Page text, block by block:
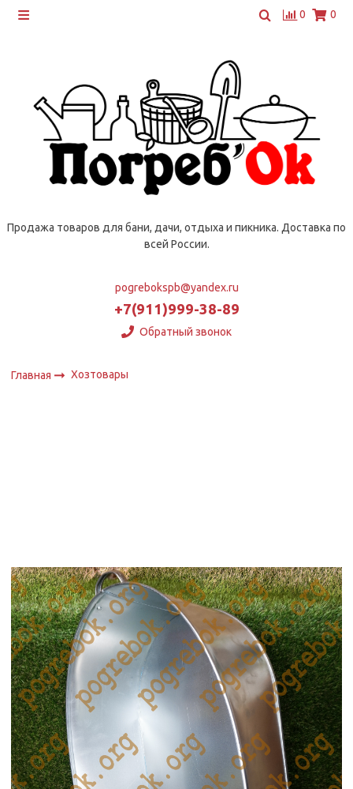
0 0
Продажа товаров для бани, дачи, отдыха и пикника. Доставка по
всей России.
pogrebokspb@yandex.ru
+7(911)999-38-89
Обратный звонок
Главная Хозтовары